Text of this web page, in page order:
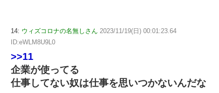
14: ウィズコロナの名無しさん 2023/11/19(日) 00:01:23.64
ID:eWLM8U9L0
>>11
企業が使ってる
仕事してない奴は仕事を思いつかないんだな